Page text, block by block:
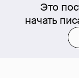
Это
начать